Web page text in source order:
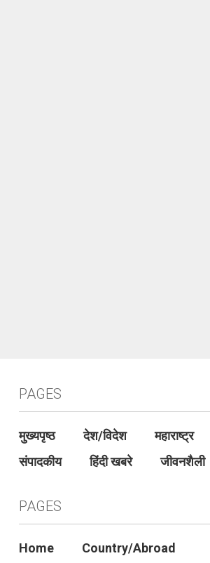
PAGES
मुख्यपृष्ठ देश/विदेश महाराष्ट्र
संपादकीय
हिंदी खबरे जीवनशैली
PAGES
Home Country/Abroad